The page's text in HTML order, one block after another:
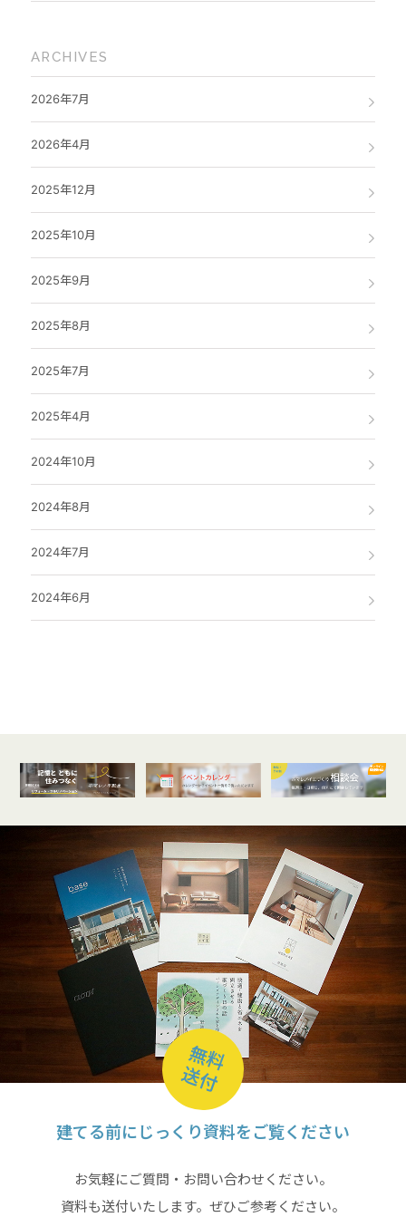
ARCHIVES
2026年7月
2026年4月
2025年12月
2025年10月
2025年9月
2025年8月
2025年7月
2025年4月
2024年10月
2024年8月
2024年7月
2024年6月
オンライン
開催受付中
無料
送付
建てる前にじっくり資料をご覧ください
お気軽にご質問・お問い合わせください。
資料も送付いたします。ぜひご参考ください。